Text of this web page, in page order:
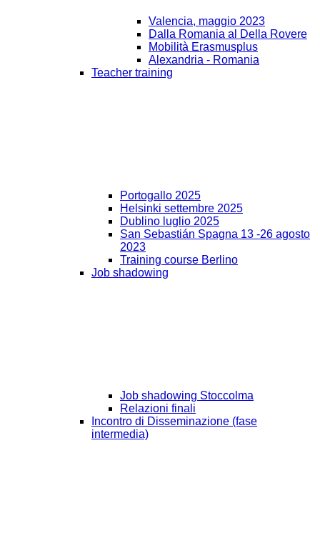
Valencia, maggio 2023
Dalla Romania al Della Rovere
Mobilità Erasmusplus
Alexandria - Romania
Teacher training
Portogallo 2025
Helsinki settembre 2025
Dublino luglio 2025
San Sebastián Spagna 13 -26 agosto
2023
Training course Berlino
Job shadowing
Job shadowing Stoccolma
Relazioni finali
Incontro di Disseminazione (fase
intermedia)